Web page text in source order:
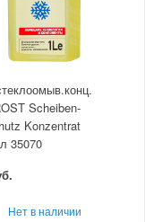
Scheiben-
Konzentrat
35070
Нет в наличии